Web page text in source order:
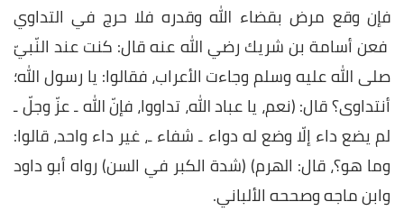
فإن وقع مرض بقضاء الله وقدره فلا حرج في التداوي
فعن أسامة بن شريك رضي الله عنه قال: كنت عند النّبيّ
صلى الله عليه وسلم وجاءت الأعراب، فقالوا: يا رسول الله؛
أنتداوى؟ قال: (نعم، يا عباد الله، تداووا، فإنّ الله ـ عزّ وجلّ ـ
لم يضع داء إلّا وضع له دواء ـ شفاء ـ، غير داء واحد، قالوا:
وما هو؟، قال: الهرم) (شدة الكبر في السن) رواه أبو داود
وابن ماجه وصححه الألباني.